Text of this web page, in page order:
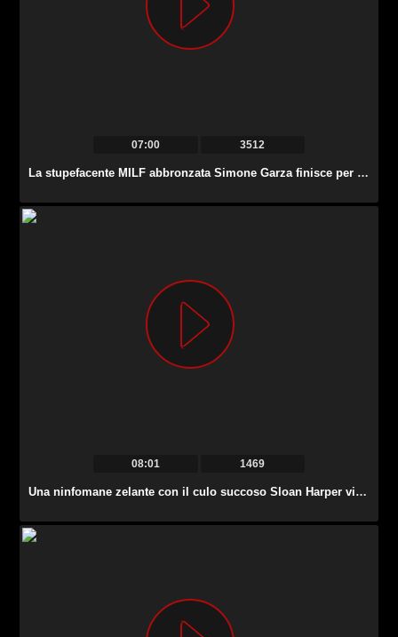
07:00 3512
La stupefacente MILF abbronzata Simone Garza finisce per un rapporto bollente con un bel pompino.
08:01 1469
Una ninfomane zelante con il culo succoso Sloan Harper viene scopata da dietro abbastanza forte.